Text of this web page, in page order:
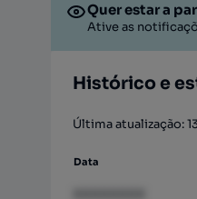
Quer estar a
Ative as
Histórico e
Última atualização:
Data